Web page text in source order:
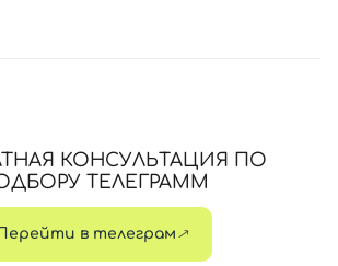
КОНСУЛЬТАЦИЯ ПО
ТЕЛЕГРАММ
в телеграм